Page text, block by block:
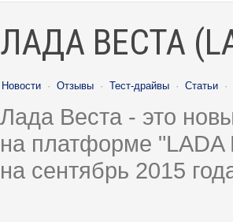
ЛАДА ВЕСТА
Новости · Отзывы · Тест-драйвы · Статьи ·
Лада Веста - это
на платформе "LADA
на сентябрь 2015